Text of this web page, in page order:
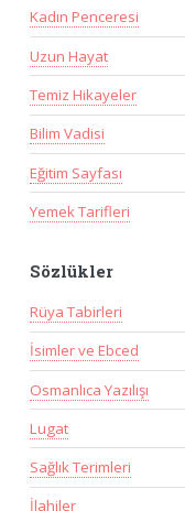
Kadın Penceresi
Uzun Hayat
Temiz Hikayeler
Bilim Vadisi
Eğitim Sayfası
Yemek Tarifleri
Sözlükler
Rüya Tabirleri
İsimler ve Ebced
Osmanlıca Yazılışı
Lugat
Sağlık Terimleri
İlahiler